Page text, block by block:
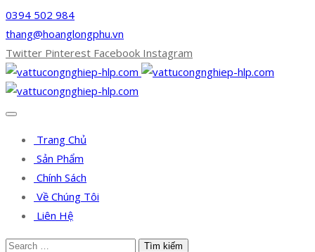
0394 502 984
thang@hoanglongphu.vn
Twitter Pinterest Facebook Instagram
Trang Chủ
Sản Phẩm
Chính Sách
Về Chúng Tôi
Liên Hệ